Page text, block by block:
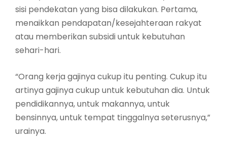
sisi pendekatan yang bisa dilakukan. Pertama,
menaikkan pendapatan/kesejahteraan rakyat
atau memberikan subsidi untuk kebutuhan
sehari-hari.
“Orang kerja gajinya cukup itu penting. Cukup itu
artinya gajinya cukup untuk kebutuhan dia. Untuk
pendidikannya, untuk makannya, untuk
bensinnya, untuk tempat tinggalnya seterusnya,”
urainya.